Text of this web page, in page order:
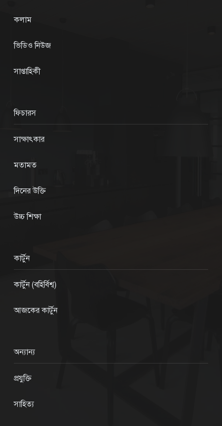
কলাম
ভিডিও নিউজ
সাপ্তাহিকী
ফিচারস
সাক্ষাৎকার
মতামত
দিনের উক্তি
উচ্চ শিক্ষা
কার্টুন
কার্টুন (বহির্বিশ্ব)
আজকের কার্টুন
অন্যান্য
প্রযুক্তি
সাহিত্য